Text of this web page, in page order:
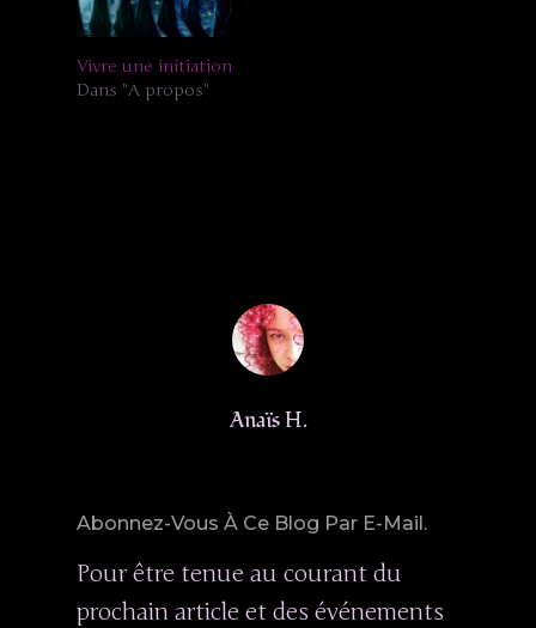
Vivre une initiation
Dans "A propos"
Anaïs H.
Abonnez-Vous À Ce Blog Par E-Mail.
Pour être tenue au courant du
prochain article et des événements